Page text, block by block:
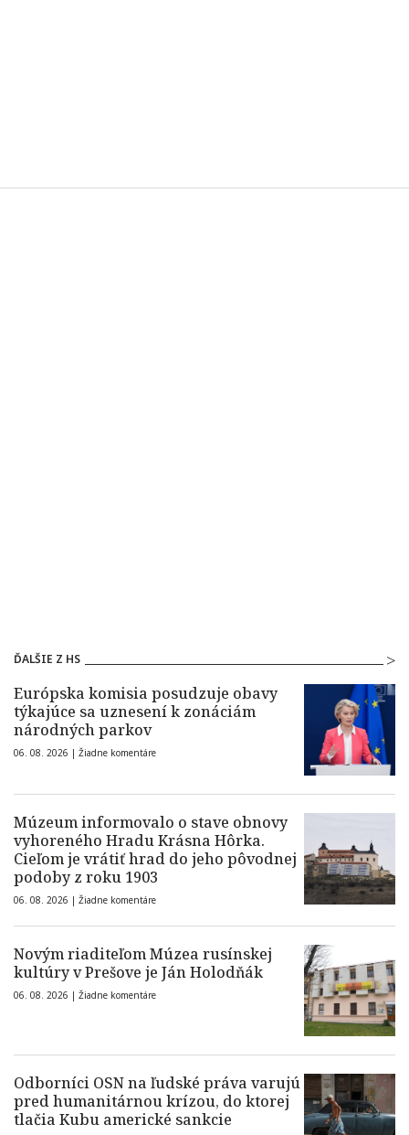
ĎALŠIE Z HS
Európska komisia posudzuje obavy
týkajúce sa uznesení k zonáciám
národných parkov
06. 08. 2026 | Žiadne komentáre
Múzeum informovalo o stave obnovy
vyhoreného Hradu Krásna Hôrka.
Cieľom je vrátiť hrad do jeho pôvodnej
podoby z roku 1903
06. 08. 2026 | Žiadne komentáre
Novým riaditeľom Múzea rusínskej
kultúry v Prešove je Ján Holodňák
06. 08. 2026 | Žiadne komentáre
Odborníci OSN na ľudské práva varujú
pred humanitárnou krízou, do ktorej
tlačia Kubu americké sankcie